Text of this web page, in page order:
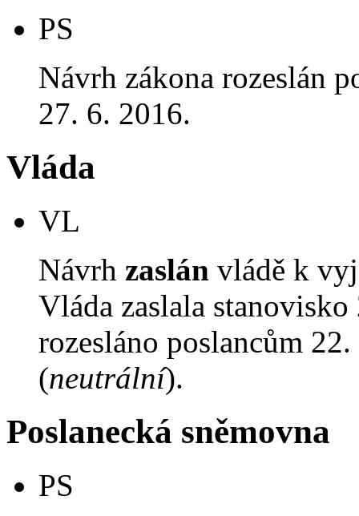
PS
Návrh zákona rozeslán
27. 6. 2016.
Vláda
VL
Návrh zaslán vládě k
Vláda zaslala
rozesláno poslancům
(neutrální).
Poslanecká sněmovna
PS